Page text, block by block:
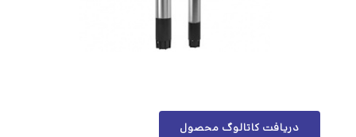
دریافت کاتالوگ محصول